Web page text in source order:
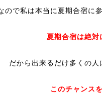
ので私は本当に夏期合宿に
夏期合宿は絶対
だから出来るだけ多くの人
このチャンス